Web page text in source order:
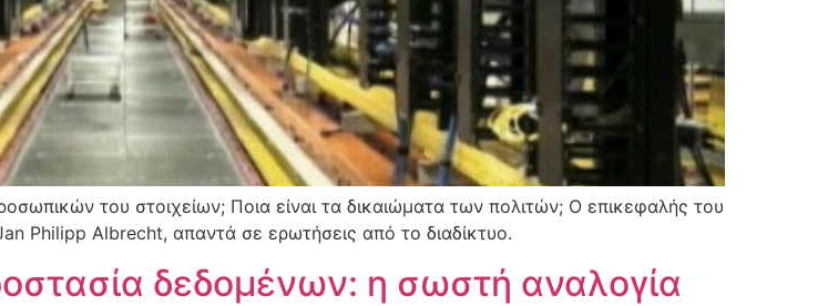
του στοιχείων; Ποια είναι τα δικαιώματα των πολιτών; Ο επικεφαλής του
Philipp Albrecht, απαντά σε ερωτήσεις από το διαδίκτυο.
δεδομένων: η σωστή αναλογία